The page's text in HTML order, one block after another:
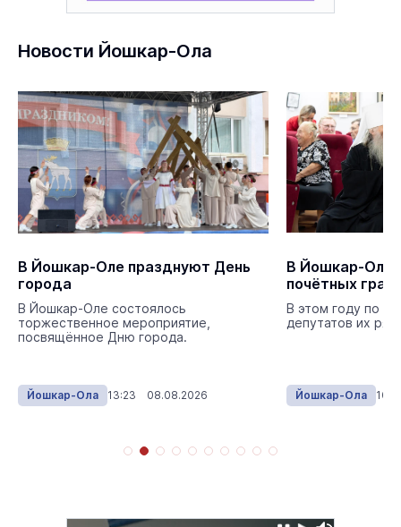
Новости Йошкар-Ола
В Йошкар-Оле празднуют День
города
В Йошкар-Оле состоялось
торжественное мероприятие,
посвящённое Дню города.
Йошкар-Ола 13:23 08.08.2026
В Йошкар-Оле
почётных
В этом году по
депутатов их
Йошкар-Ола